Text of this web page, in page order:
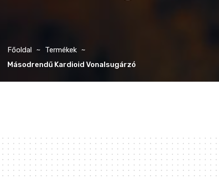
Főoldal
Termékek
Másodrendű Kardioid Vonalsugárzó